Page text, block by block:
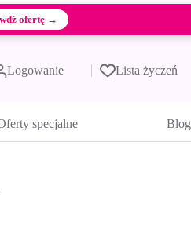
ofertę →
Logowanie Lista życzeń
specjalne Blog